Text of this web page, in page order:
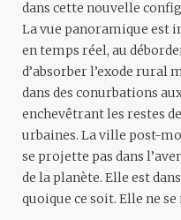
dans cette nouvelle
La vue panoramique est
en temps réel, au
d’absorber l’exode rural
dans des conurbations
enchevêtrant les restes
urbaines. La ville post-
se projette pas dans
de la planète. Elle est
quoique ce soit. Elle ne